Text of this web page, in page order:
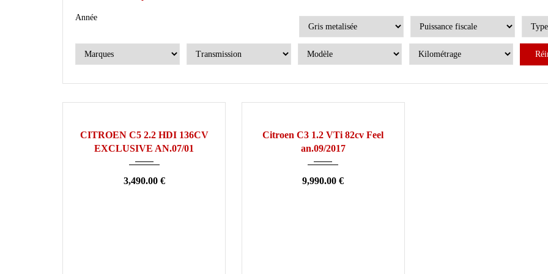
Année
CITROEN C5 2.2 HDI 136CV
EXCLUSIVE AN.07/01
3,490.00 €
Citroen C3 1.2 VTi 82cv Feel
an.09/2017
9,990.00 €